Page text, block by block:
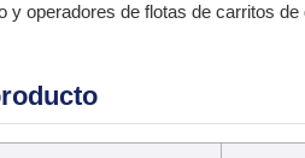
y operadores de flotas de carritos de